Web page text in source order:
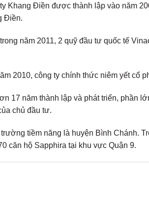
Khang Điền được thành lập vào năm
Điền.
năm 2011, 2 quỹ đầu tư quốc tế
2010, công ty chính thức niêm yết cổ
17 năm thành lập và phát triển, phần
chủ đầu tư.
tiềm năng là huyện Bình Chánh.
căn hộ Sapphira tại khu vực Quận 9.